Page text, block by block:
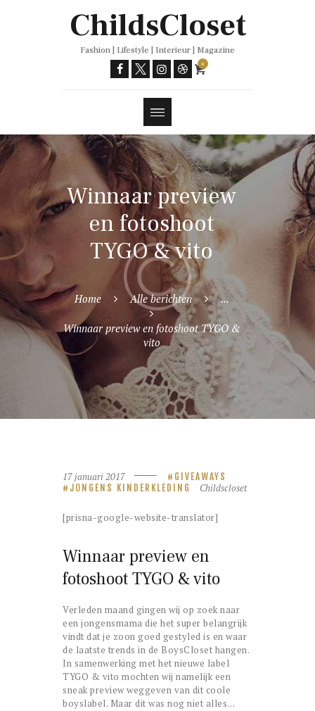
ChildsCloset
Fashion | Lifestyle | Interieur | Magazine
0
Winnaar preview
en fotoshoot
TYGO & vito
Home Alle berichten ...
Winnaar preview en fotoshoot TYGO &
vito
17 januari 2017
GIVEAWAYS
JONGENS KINDERKLEDING
Childscloset
[prisna-google-website-translator]
Winnaar preview en
fotoshoot TYGO & vito
Verleden maand gingen wij op zoek naar
een jongensmama die het super belangrijk
vindt dat je zoon goed gestyled is en waar
de laatste trends in de BoysCloset hangen.
In samenwerking met het nieuwe label
TYGO & vito mochten wij namelijk een
sneak preview weggeven van dit coole
boyslabel. Maar dit was nog niet alles…